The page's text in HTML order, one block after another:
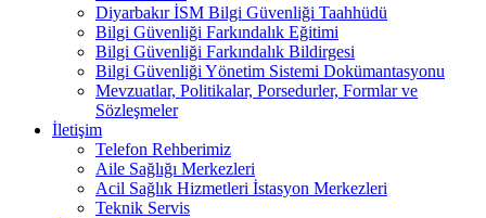
Diyarbakır İSM Bilgi Güvenliği Taahhüdü
Bilgi Güvenliği Farkındalık Eğitimi
Bilgi Güvenliği Farkındalık Bildirgesi
Bilgi Güvenliği Yönetim Sistemi Dokümantasyonu
Mevzuatlar, Politikalar, Porsedurler, Formlar ve
Sözleşmeler
İletişim
Telefon Rehberimiz
Aile Sağlığı Merkezleri
Acil Sağlık Hizmetleri İstasyon Merkezleri
Teknik Servis